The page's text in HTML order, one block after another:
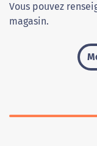
Vous pouvez
magasin.